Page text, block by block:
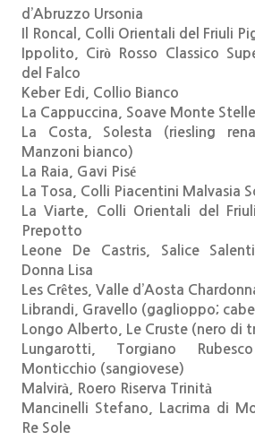
d’Abruzzo Ursonia
Il Roncal, Colli Orientali del Friuli
Ippolito, Cirò Rosso Classico
del Falco
Keber Edi, Collio Bianco
La Cappuccina, Soave Monte Stelle
La Costa, Solesta (riesling
Manzoni bianco)
La Raia, Gavi Pisé
La Tosa, Colli Piacentini Malvasia
La Viarte, Colli Orientali del
Prepotto
Leone De Castris, Salice
Donna Lisa
Les Crêtes, Valle d’Aosta
Librandi, Gravello (gaglioppo;
Longo Alberto, Le Cruste (nero di
Lungarotti, Torgiano
Monticchio (sangiovese)
Malvirà, Roero Riserva Trinità
Mancinelli Stefano, Lacrima di
Re Sole